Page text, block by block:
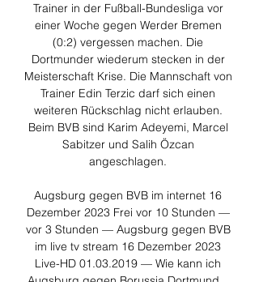
Trainer in der Fußball-Bundesliga vor
einer Woche gegen Werder Bremen
(0:2) vergessen machen. Die
Dortmunder wiederum stecken in der
Meisterschaft Krise. Die Mannschaft von
Trainer Edin Terzic darf sich einen
weiteren Rückschlag nicht erlauben.
Beim BVB sind Karim Adeyemi, Marcel
Sabitzer und Salih Özcan
angeschlagen.
Augsburg gegen BVB im internet 16
Dezember 2023 Frei vor 10 Stunden —
vor 3 Stunden — Augsburg gegen BVB
im live tv stream 16 Dezember 2023
Live-HD 01.03.2019 — Wie kann ich